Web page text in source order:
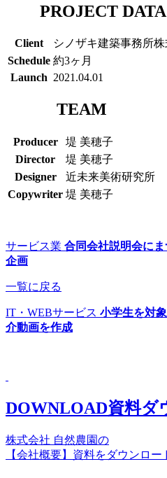
PROJECT DATA
Client
シノザキ建築事務所
Schedule 約3ヶ月
Launch 2021.04.01
TEAM
Producer
堤 美穂子
Director
堤 美穂子
Designer
近未来美術研究所
Copywriter 堤 美穂子
サービス業 合同会社説明会に
企画
一覧に戻る
IT・WEBサービス 小学生を対
介動画を作成
DOWNLOAD資料ダ
株式会社 自然農園の
【会社概要】資料をダウンロー